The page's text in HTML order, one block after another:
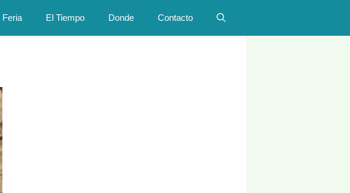
Feria El Tiempo Donde Contacto